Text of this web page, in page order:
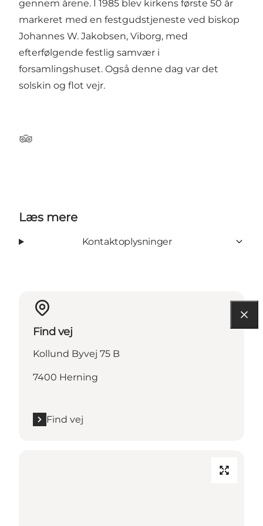
gennem årene. I 1985 blev kirkens første 50 år
markeret med en festgudstjeneste ved biskop
Johannes W. Jakobsen, Viborg, med
efterfølgende festlig samvær i
forsamlingshuset. Også denne dag var det
solskin og flot vejr.
Tripadvisor
Læs mere
Kontaktoplysninger
Find vej
Kollund Byvej 75 B
7400 Herning
Find vej